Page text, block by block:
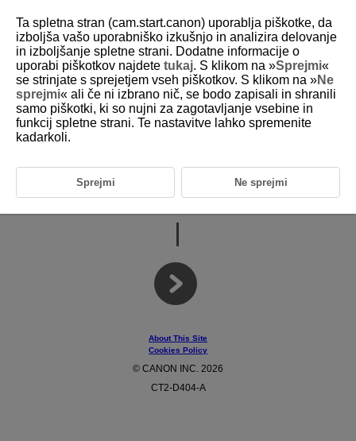
D403-001
Advanced User Guide
About This Site
Cookies Policy
© CANON INC. 2026
CT2-D404-A
Ta spletna stran (cam.start.canon) uporablja piškotke, da
izboljša vašo uporabniško izkušnjo in analizira delovanje
in izboljšanje spletne strani. Dodatne informacije o
uporabi piškotkov najdete tukaj. S klikom na »Sprejmi«
se strinjate s sprejetjem vseh piškotkov. S klikom na »Ne
sprejmi« ali če ni izbrano nič, se bodo zapisali in shranili
samo piškotki, ki so nujni za zagotavljanje vsebine in
funkcij spletne strani. Te nastavitve lahko spremenite
kadarkoli.
Sprejmi Ne sprejmi